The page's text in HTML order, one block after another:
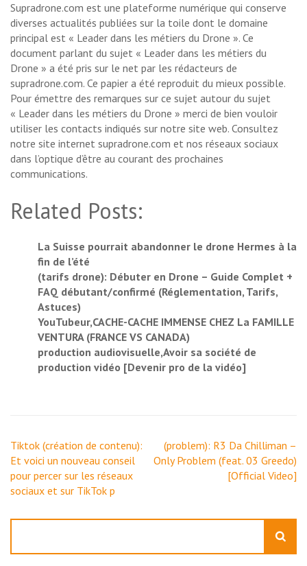
Supradrone.com est une plateforme numérique qui conserve
diverses actualités publiées sur la toile dont le domaine
principal est « Leader dans les métiers du Drone ». Ce
document parlant du sujet « Leader dans les métiers du
Drone » a été pris sur le net par les rédacteurs de
supradrone.com. Ce papier a été reproduit du mieux possible.
Pour émettre des remarques sur ce sujet autour du sujet
« Leader dans les métiers du Drone » merci de bien vouloir
utiliser les contacts indiqués sur notre site web. Consultez
notre site internet supradrone.com et nos réseaux sociaux
dans l’optique d’être au courant des prochaines
communications.
Related Posts:
La Suisse pourrait abandonner le drone Hermes à la
fin de l’été
(tarifs drone): Débuter en Drone – Guide Complet +
FAQ débutant/confirmé (Réglementation, Tarifs,
Astuces)
YouTubeur,CACHE-CACHE IMMENSE CHEZ La FAMILLE
VENTURA (FRANCE VS CANADA)
production audiovisuelle,Avoir sa société de
production vidéo [Devenir pro de la vidéo]
Navigation
de
l’article
Tiktok (création de contenu):
Et voici un nouveau conseil
pour percer sur les réseaux
sociaux et sur TikTok p
(problem): R3 Da Chilliman –
Only Problem (feat. 03 Greedo)
[Official Video]